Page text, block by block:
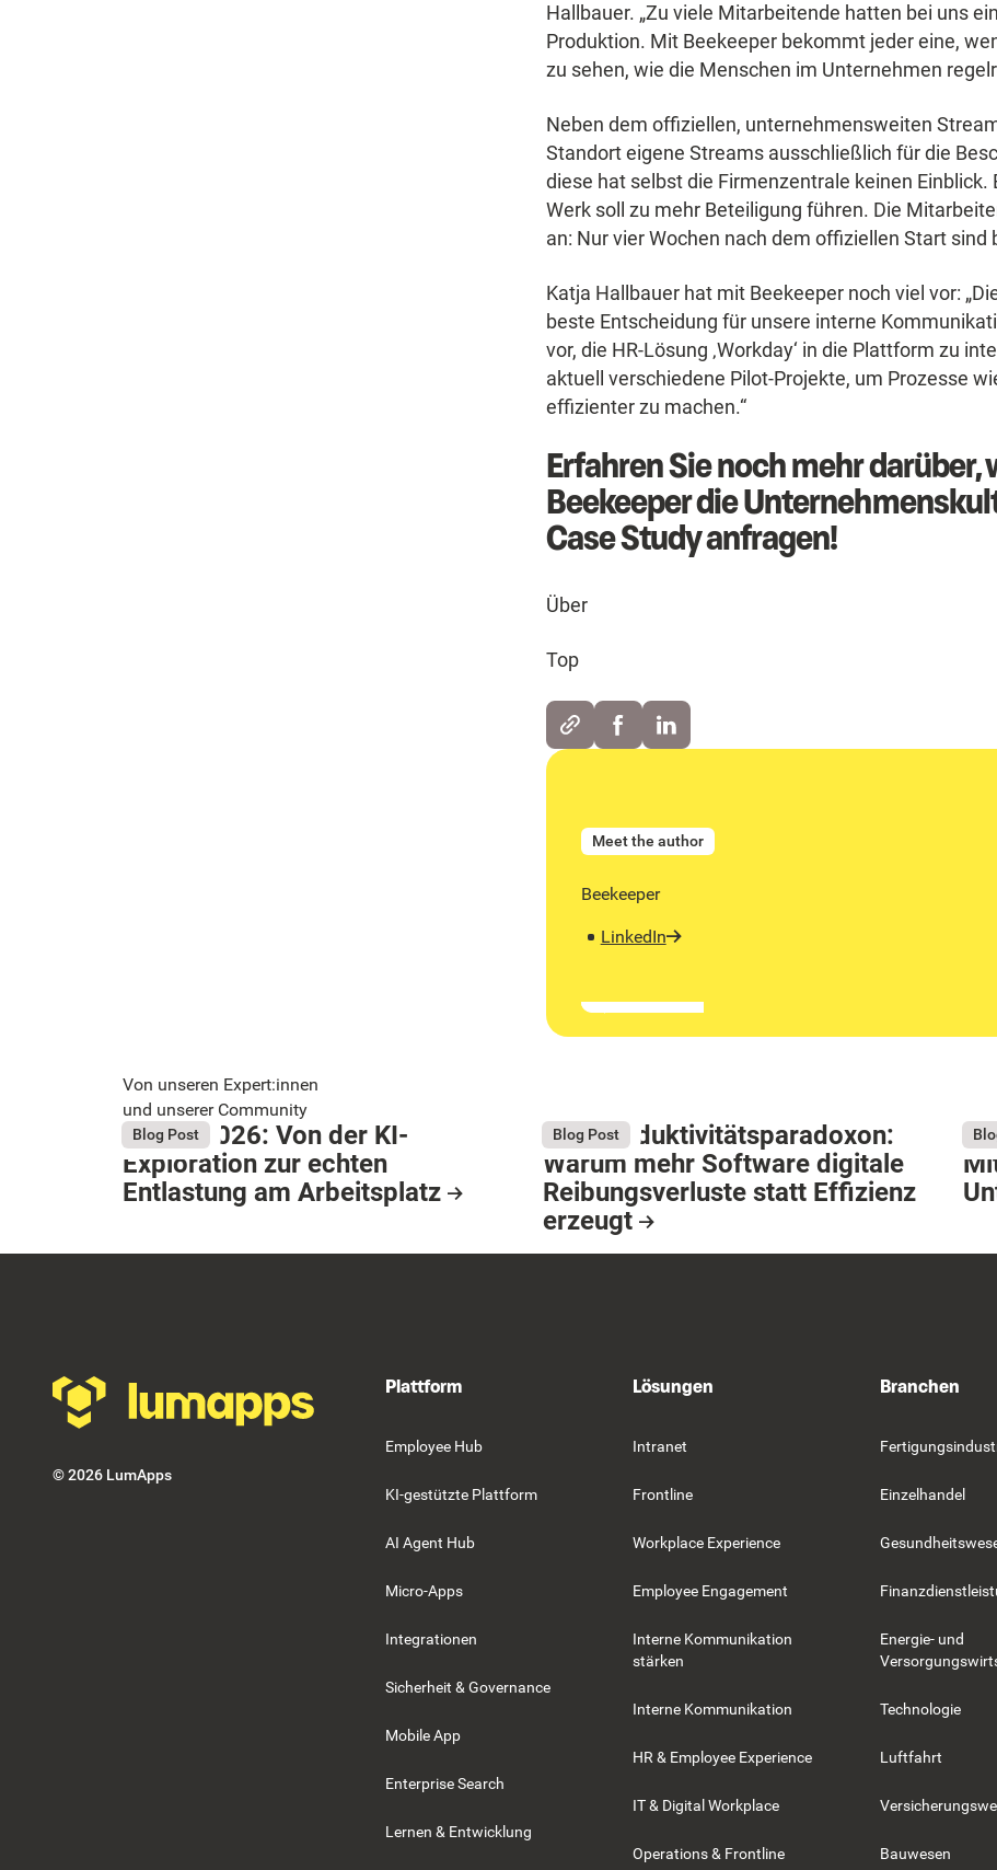
Hallbauer. „Zu viele Mitarbeitende hatten bei uns
Produktion. Mit Beekeeper bekommt jeder eine,
zu sehen, wie die Menschen im Unternehmen
Neben dem offiziellen, unternehmensweiten
Standort eigene Streams ausschließlich für die
diese hat selbst die Firmenzentrale keinen
Werk soll zu mehr Beteiligung führen. Die
an: Nur vier Wochen nach dem offiziellen Start
Katja Hallbauer hat mit Beekeeper noch viel vor:
beste Entscheidung für unsere interne
vor, die HR-Lösung ‚Workday‘ in die Plattform zu
aktuell verschiedene Pilot-Projekte, um Prozesse
effizienter zu machen.“
Erfahren Sie noch mehr
Beekeeper die
Case Study anfragen!
Über
Top
Meet the author
Beekeeper
LinkedIn
Button Text
Von unseren Expert:innen
und unserer Community
August 4, 2026
Blog Post
Bright 2026: Von der KI-
Exploration zur echten
Entlastung am Arbeitsplatz
August 4, 2026
Blog Post
Das Produktivitätsparadoxon:
Warum mehr Software digitale
Reibungsverluste statt Effizienz
erzeugt
Resource Card
©2026 LumApps
Plattform
Employee Hub
KI-gestützte Plattform
AI Agent Hub
Micro-Apps
Integrationen
Sicherheit & Governance
Mobile App
Enterprise Search
Lernen & Entwicklung
Lösungen
Intranet
Frontline
Workplace Experience
Employee Engagement
Interne Kommunikation
stärken
Interne Kommunikation
HR & Employee Experience
IT & Digital Workplace
Operations & Frontline
Branchen
Einzelhandel
Energie- und
Technologie
Luftfahrt
Bauwesen